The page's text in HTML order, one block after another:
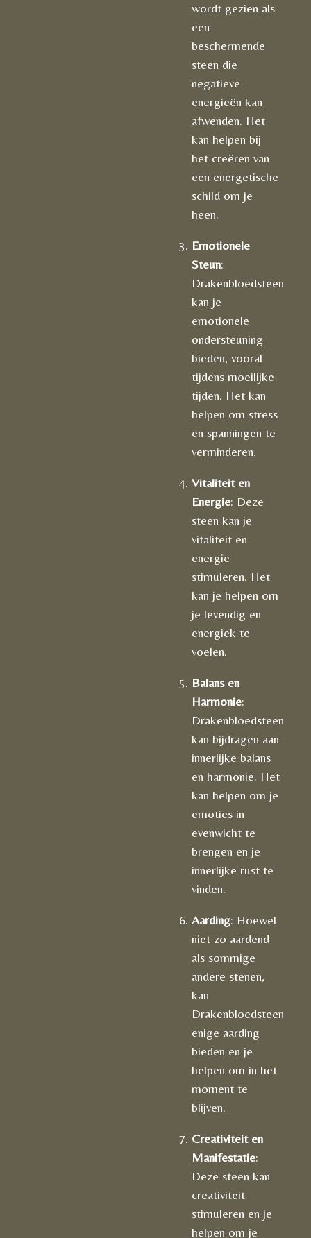
wordt gezien als
een
beschermende
steen die
negatieve
energieën kan
afwenden. Het
kan helpen bij
het creëren van
een energetische
schild om je
heen.
Emotionele
Steun:
Drakenbloedsteen
kan je
emotionele
ondersteuning
bieden, vooral
tijdens moeilijke
tijden. Het kan
helpen om stress
en spanningen te
verminderen.
Vitaliteit en
Energie: Deze
steen kan je
vitaliteit en
energie
stimuleren. Het
kan je helpen om
je levendig en
energiek te
voelen.
Balans en
Harmonie:
Drakenbloedsteen
kan bijdragen aan
innerlijke balans
en harmonie. Het
kan helpen om je
emoties in
evenwicht te
brengen en je
innerlijke rust te
vinden.
Aarding: Hoewel
niet zo aardend
als sommige
andere stenen,
kan
Drakenbloedsteen
enige aarding
bieden en je
helpen om in het
moment te
blijven.
Creativiteit en
Manifestatie:
Deze steen kan
creativiteit
stimuleren en je
helpen om je